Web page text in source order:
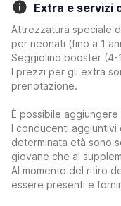
Extra e servizi
Attrezzatura speciale
per neonati (fino a 1
Seggiolino booster (4-
I prezzi per gli extra
prenotazione.
È possibile
I conducenti aggiuntivi
determinata età sono
giovane che al
Al momento del ritiro
essere presenti e